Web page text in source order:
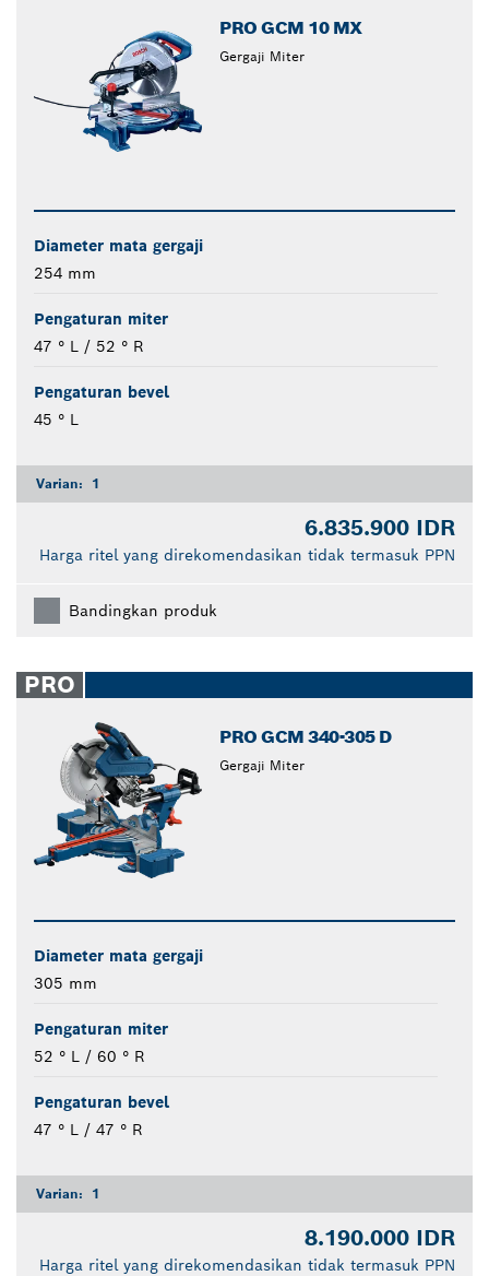
PRO GCM 10 MX
Gergaji Miter
Diameter mata gergaji
254 mm
Pengaturan miter
47 ° L / 52 ° R
Pengaturan bevel
45 ° L
Varian: 1
6.835.900 IDR
Harga ritel yang direkomendasikan tidak termasuk PPN
Bandingkan produk
PRO
PRO GCM 340-305 D
Gergaji Miter
Diameter mata gergaji
305 mm
Pengaturan miter
52 ° L / 60 ° R
Pengaturan bevel
47 ° L / 47 ° R
Varian: 1
8.190.000 IDR
Harga ritel yang direkomendasikan tidak termasuk PPN